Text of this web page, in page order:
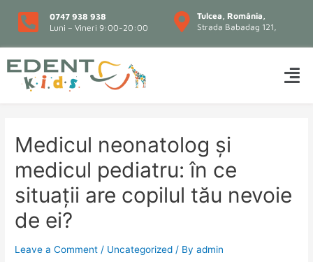
0747 938 938
Luni – Vineri 9:00-20:00
Tulcea, România,
Strada Babadag 121,
Medicul neonatolog și
medicul pediatru: în ce
situații are copilul tău nevoie
de ei?
Leave a Comment / Uncategorized / Byadmin